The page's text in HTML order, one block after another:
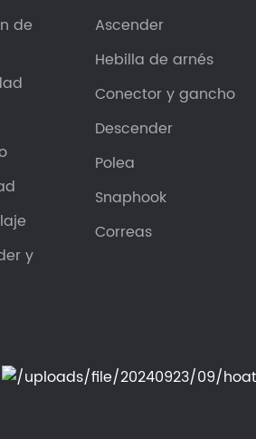
de
y
Ascender
Hebilla de arnés
Conector y gancho
Descender
Polea
Snaphook
Correas